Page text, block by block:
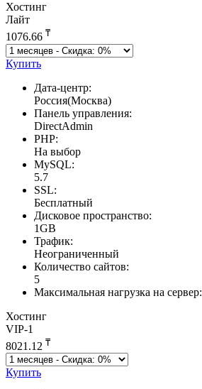
Хостинг
Лайт
1076.66 ₸
Купить
Дата-центр:
Россия(Москва)
Панель управления:
DirectAdmin
PHP:
На выбор
MySQL:
5.7
SSL:
Бесплатный
Дисковое пространство:
1GB
Трафик:
Неограниченный
Количество сайтов:
5
Максимальная нагрузка на сервер:
Хостинг
VIP-1
8021.12 ₸
Купить